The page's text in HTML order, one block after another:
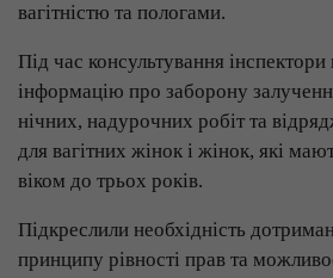
вагітністю та пологами.
Під час консультування інспектори
інформацію про заборону
нічних, надурочних робіт та
для вагітних жінок і жінок, які
віком до трьох років.
Підкреслили необхідність
принципу рівності прав та